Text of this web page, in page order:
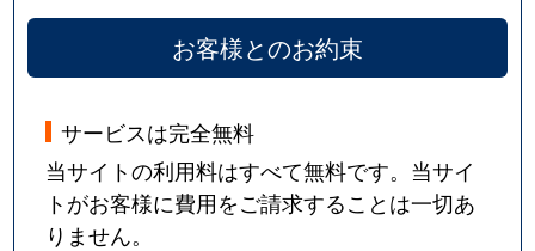
お客様とのお約束
サービスは完全無料
当サイトの利用料はすべて無料です。当サイ
トがお客様に費用をご請求することは一切あ
りません。